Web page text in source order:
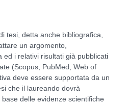
tesi, detta anche bibliografica,
un argomento,
ed i relativi risultati già pubblicati
(Scopus, PubMed, Web of
deve essere supportata da un
che il laureando dovrà
delle evidenze scientifiche